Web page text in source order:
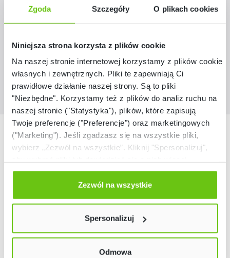
Zgoda Szczegóły O plikach cookies
Niniejsza strona korzysta z plików cookie
Na naszej stronie internetowej korzystamy z plików cookie:
własnych i zewnętrznych. Pliki te zapewniają Ci
prawidłowe działanie naszej strony. Są to pliki
"Niezbędne". Korzystamy też z plików do analiz ruchu na
naszej stronie ("Statystyka"), plików, które zapisują
Twoje preferencje ("Preferencje") oraz marketingowych
("Marketing"). Jeśli zgadzasz się na wszystkie pliki,
wybierz „Zezwól na wszystkie”. Kliknij "Spersonalizuj",
Odmów zgody poprzez przycisk „Odmowa”. Wtedy
użyjemy tylko plików niezbędnych dla naszej strony.
Twój wybór możesz zmienić przez kliknięcie przycisku w
Polityce prywatności
Zezwól na wszystkie
Spersonalizuj
Odmowa
Kod produktu:358112
Nasze marki